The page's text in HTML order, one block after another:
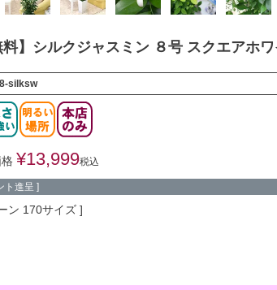
料】シルクジャスミン ８号 スクエアホ
silksw
¥13,999税込
ト進呈 ]
ン 170サイズ